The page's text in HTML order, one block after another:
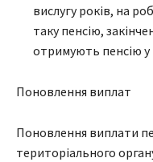
вислугу років, на
таку пенсію,
отримують пенсію у
Поновлення виплат
Поновлення виплати
територіального